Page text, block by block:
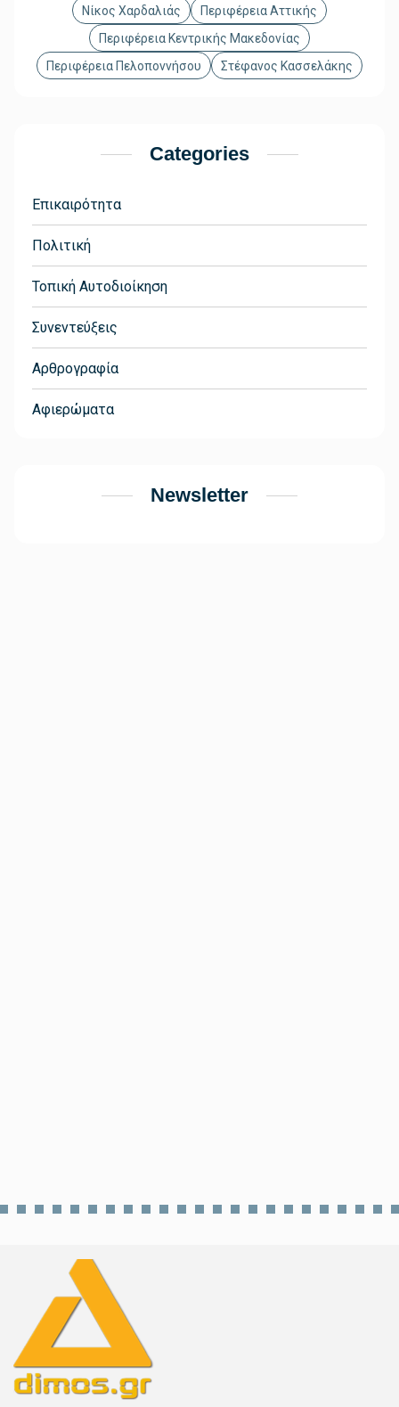
Νίκος Χαρδαλιάς
Περιφέρεια Αττικής
Περιφέρεια Κεντρικής Μακεδονίας
Περιφέρεια Πελοποννήσου
Στέφανος Κασσελάκης
Categories
Επικαιρότητα
Πολιτική
Τοπική Αυτοδιοίκηση
Συνεντεύξεις
Αρθρογραφία
Αφιερώματα
Newsletter